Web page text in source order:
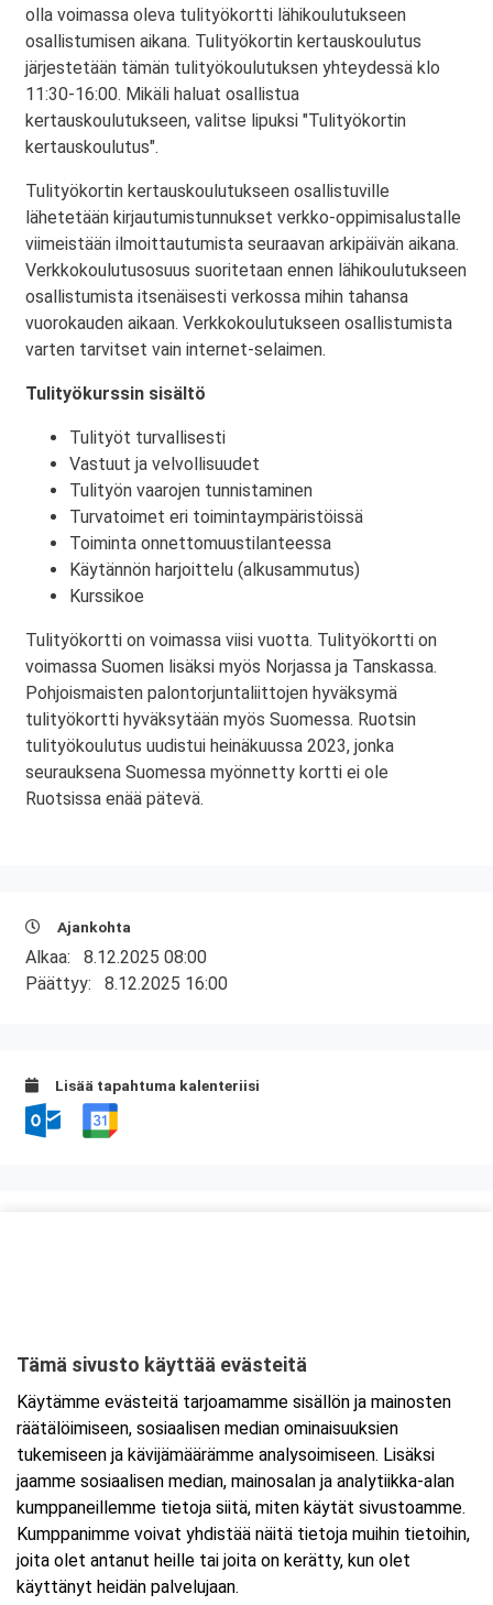
olla voimassa oleva tulityökortti lähikoulutukseen
osallistumisen aikana. Tulityökortin kertauskoulutus
järjestetään tämän tulityökoulutuksen yhteydessä klo
11:30-16:00. Mikäli haluat osallistua
kertauskoulutukseen, valitse lipuksi "Tulityökortin
kertauskoulutus".
Tulityökortin kertauskoulutukseen osallistuville
lähetetään kirjautumistunnukset verkko-oppimisalustalle
viimeistään ilmoittautumista seuraavan arkipäivän aikana.
Verkkokoulutusosuus suoritetaan ennen lähikoulutukseen
osallistumista itsenäisesti verkossa mihin tahansa
vuorokauden aikaan. Verkkokoulutukseen osallistumista
varten tarvitset vain internet-selaimen.
Tulityökurssin sisältö
Tulityöt turvallisesti
Vastuut ja velvollisuudet
Tulityön vaarojen tunnistaminen
Turvatoimet eri toimintaympäristöissä
Toiminta onnettomuustilanteessa
Käytännön harjoittelu (alkusammutus)
Kurssikoe
Tulityökortti on voimassa viisi vuotta. Tulityökortti on
voimassa Suomen lisäksi myös Norjassa ja Tanskassa.
Pohjoismaisten palontorjuntaliittojen hyväksymä
tulityökortti hyväksytään myös Suomessa. Ruotsin
tulityökoulutus uudistui heinäkuussa 2023, jonka
seurauksena Suomessa myönnetty kortti ei ole
Ruotsissa enää pätevä.
Ajankohta
Alkaa: 8.12.2025 08:00
Päättyy: 8.12.2025 16:00
Lisää tapahtuma kalenteriisi
Tarkempi kartta ja ajo-ohjeet
Tämä sivusto käyttää evästeitä
Käytämme evästeitä tarjoamamme sisällön ja mainosten
räätälöimiseen, sosiaalisen median ominaisuuksien
tukemiseen ja kävijämäärämme analysoimiseen. Lisäksi
jaamme sosiaalisen median, mainosalan ja analytiikka-alan
kumppaneillemme tietoja siitä, miten käytät sivustoamme.
Kumppanimme voivat yhdistää näitä tietoja muihin tietoihin,
joita olet antanut heille tai joita on kerätty, kun olet
käyttänyt heidän palvelujaan.